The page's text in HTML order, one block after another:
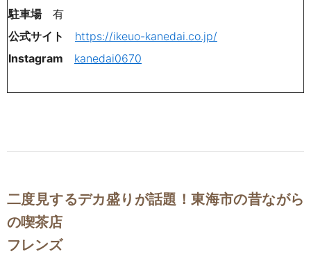
駐車場有
公式サイト
https://ikeuo-kanedai.co.jp/
Instagram
kanedai0670
二度見するデカ盛りが話題！東海市の昔ながら
の喫茶店
フレンズ